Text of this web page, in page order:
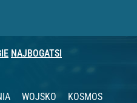
NAJBOGATSI
WOJSKO KOSMOS